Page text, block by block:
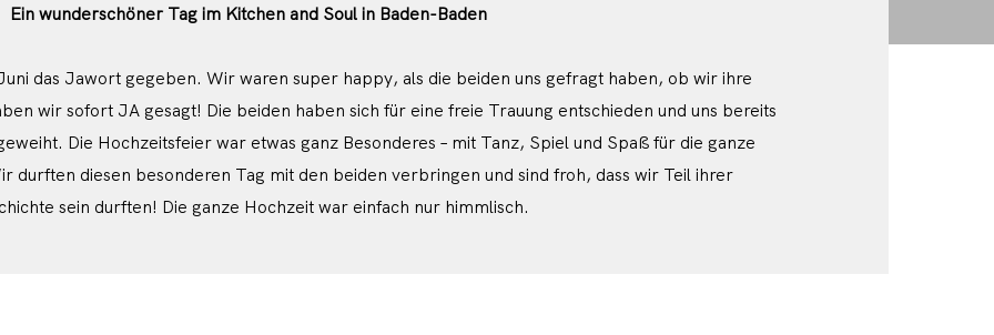
Ein wunderschöner Tag im Kitchen and Soul in Baden-Baden
das Jawort gegeben. Wir waren super happy, als die beiden uns gefragt haben, ob wir ihre
wir sofort JA gesagt! Die beiden haben sich für eine freie Trauung entschieden und uns bereits
Die Hochzeitsfeier war etwas ganz Besonderes – mit Tanz, Spiel und Spaß für die ganze
durften diesen besonderen Tag mit den beiden verbringen und sind froh, dass wir Teil ihrer
sein durften! Die ganze Hochzeit war einfach nur himmlisch.